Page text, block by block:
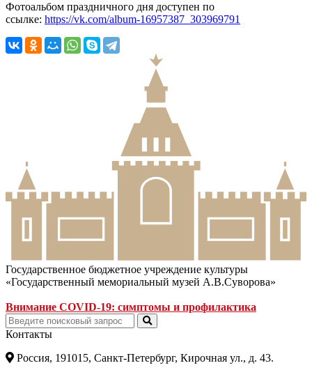
Фотоальбом праздничного дня доступен по
ссылке: https://vk.com/album-16957387_303969791
Государственное бюджетное учреждение культуры
«Государственный мемориальный музей А.В.Суворова»
Внимание COVID-19: симптомы и профилактика
Контакты
Россия, 191015, Санкт-Петербург, Кирочная ул., д. 43.